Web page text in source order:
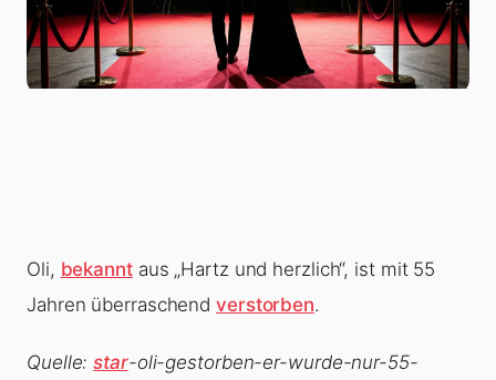
Oli, bekanntaus „Hartz und herzlich“, ist mit 55
Jahren überraschend verstorben.
Quelle:star-oli-gestorben-er-wurde-nur-55-